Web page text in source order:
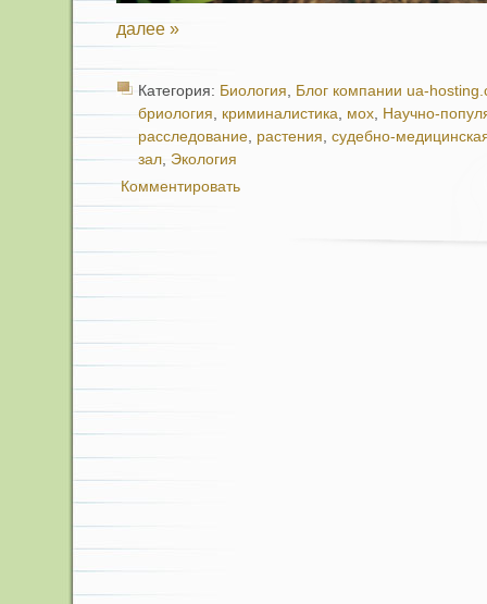
далее »
Категория: Биология, Блог компании ua-
бриология, криминалистика, мох, Научно-
расследование, растения, судебно-
зал, Экология
Комментировать